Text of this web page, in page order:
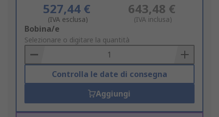
527,44 €
(IVA esclusa)
643,48 €
(IVA inclusa)
Add
to
Basket
Bobina/e
Selezionare o digitare la quantità
Controlla le date di consegna
Aggiungi